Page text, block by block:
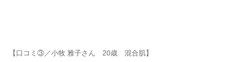
【口コミ③／小牧 雅子さん 20歳 混合肌】